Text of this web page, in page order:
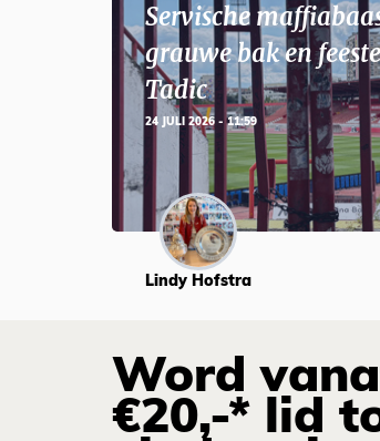
Servische
grauwe bak en
Tadic
24 JULI 2026 - 11:59
Lindy Hofstra
Word
€20,-* lid